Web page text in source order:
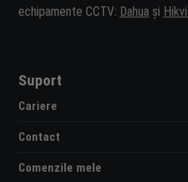
echipamente CCTV: Dahua și
Suport
Cariere
Contact
Comenzile mele